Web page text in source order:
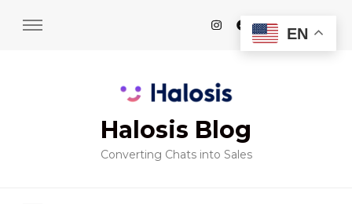
Halosis Blog
Converting Chats into Sales
EN